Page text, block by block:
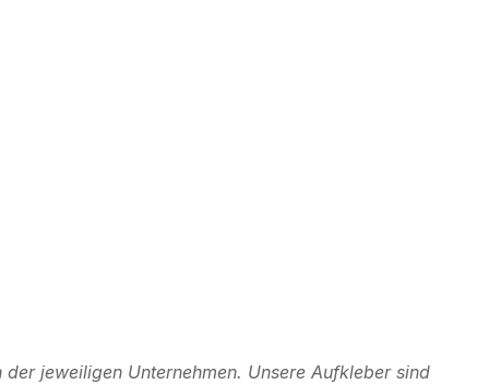
jeweiligen Unternehmen. Unsere Aufkleber sind